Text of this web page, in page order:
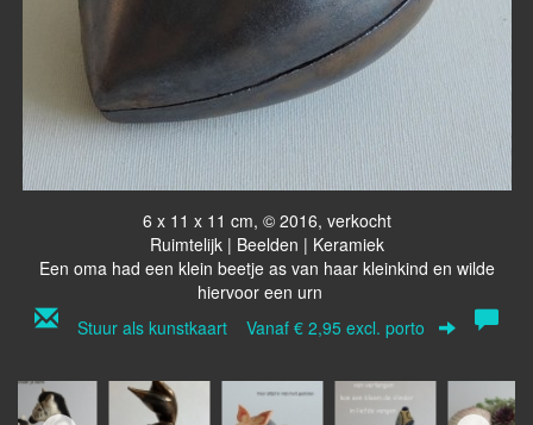
6 x 11 x 11 cm, © 2016, verkocht
Ruimtelijk | Beelden | Keramiek
Een oma had een klein beetje as van haar kleinkind en wilde
hiervoor een urn
Stuur als kunstkaart Vanaf € 2,95 excl. porto